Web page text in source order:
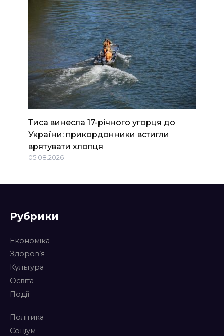
Тиса винесла 17-річного угорця до
України: прикордонники встигли
врятувати хлопця
05.08.2026
Рубрики
Економіка
Здоров’я
Культура
Освіта
Події
Політика
Соціум